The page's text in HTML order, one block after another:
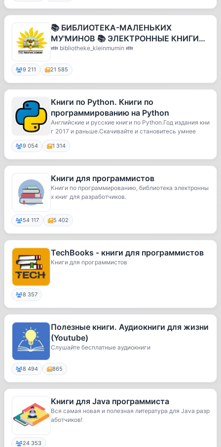
📚 БИБЛИОТЕКА-МАЛЕНЬКИХ
МУ'МИНОВ 📚 ЭЛЕКТРОННЫЕ КНИГИ
ДЛЯ ЮННЫХ МУСЛИМО 📚
👪 bibliotheke_kleinmumin 👪
9 211 21 585
Книги по Python. Книги по
программированию на Python
Английские и русские книги по Python.Год издания кни
г 2017 и раньше.Скачивайте и становитесь умнее
9 054 1 314
Книги для программистов
Книги по программированию, библиотека электронны
х книг для разработчиков.
54 117 5 402
TechBooks - книги для программистов
Книги для программистов
8 357
Полезные книги. Аудиокниги для жизни
(Youtube)
Слушайте бесплатные аудиокниги
8 494 865
Книги для Java программиста
Вся самая новая и полезная литература для Java разр
аботчиков!
24 353